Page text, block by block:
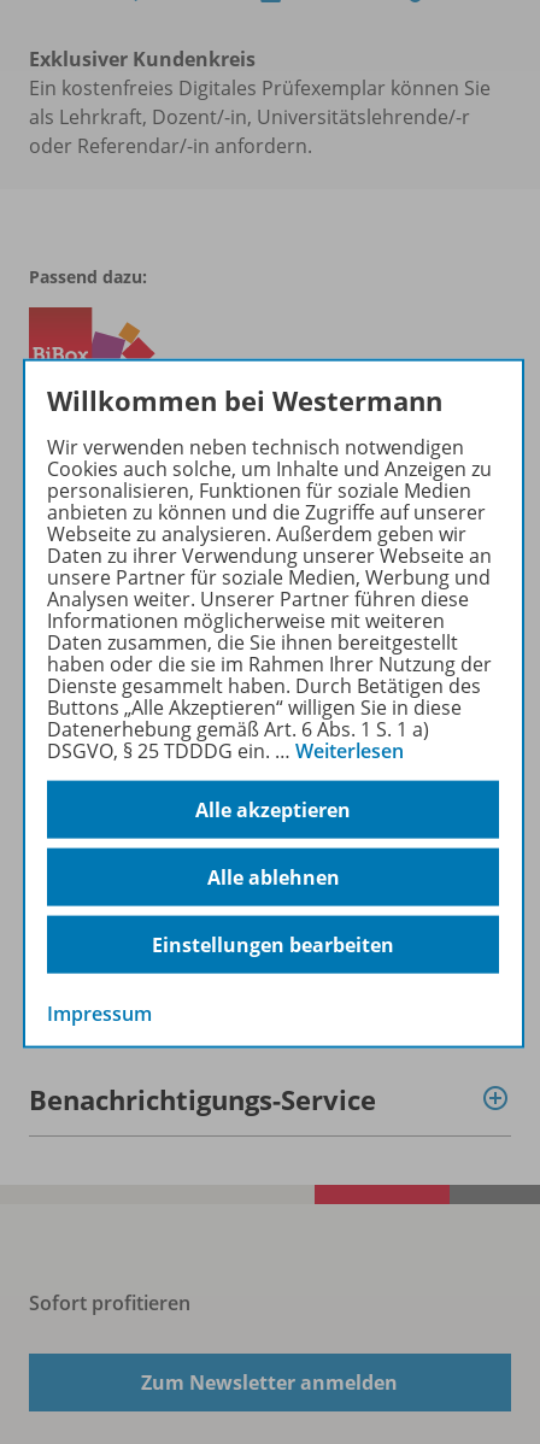
Exklusiver Kundenkreis
Ein kostenfreies Digitales Prüfexemplar können Sie
als Lehrkraft, Dozent/-in, Universitätslehrende/-r
oder Referendar/-in anfordern.
Passend dazu:
Produktinformationen
Beschreibung
Zugehörige Produkte
Inhaltsverzeichnis
Konzept
Digitale Unterrichtsmaterialien
Benachrichtigungs-Service
Sofort profitieren
Zum Newsletter anmelden
Willkommen bei Westermann
Wir verwenden neben technisch notwendigen
Cookies auch solche, um Inhalte und Anzeigen zu
personalisieren, Funktionen für soziale Medien
anbieten zu können und die Zugriffe auf unserer
Webseite zu analysieren. Außerdem geben wir
Daten zu ihrer Verwendung unserer Webseite an
unsere Partner für soziale Medien, Werbung und
Analysen weiter. Unserer Partner führen diese
Informationen möglicherweise mit weiteren
Daten zusammen, die Sie ihnen bereitgestellt
haben oder die sie im Rahmen Ihrer Nutzung der
Dienste gesammelt haben. Durch Betätigen des
Buttons „Alle Akzeptieren“ willigen Sie in diese
Datenerhebung gemäß Art. 6 Abs. 1 S. 1 a)
DSGVO, § 25 TDDDG ein. … Weiterlesen
Alle akzeptieren
Alle ablehnen
Einstellungen bearbeiten
Impressum